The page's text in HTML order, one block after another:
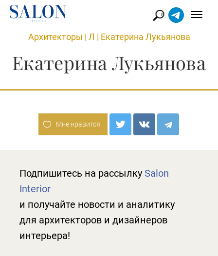
Архитекторы | Л | Екатерина Лукьянова
Екатерина Лукьянова
Мне нравится
Подпишитесь на рассылку Salon
Interior
и получайте новости и аналитику
для архитекторов и дизайнеров
интерьера!